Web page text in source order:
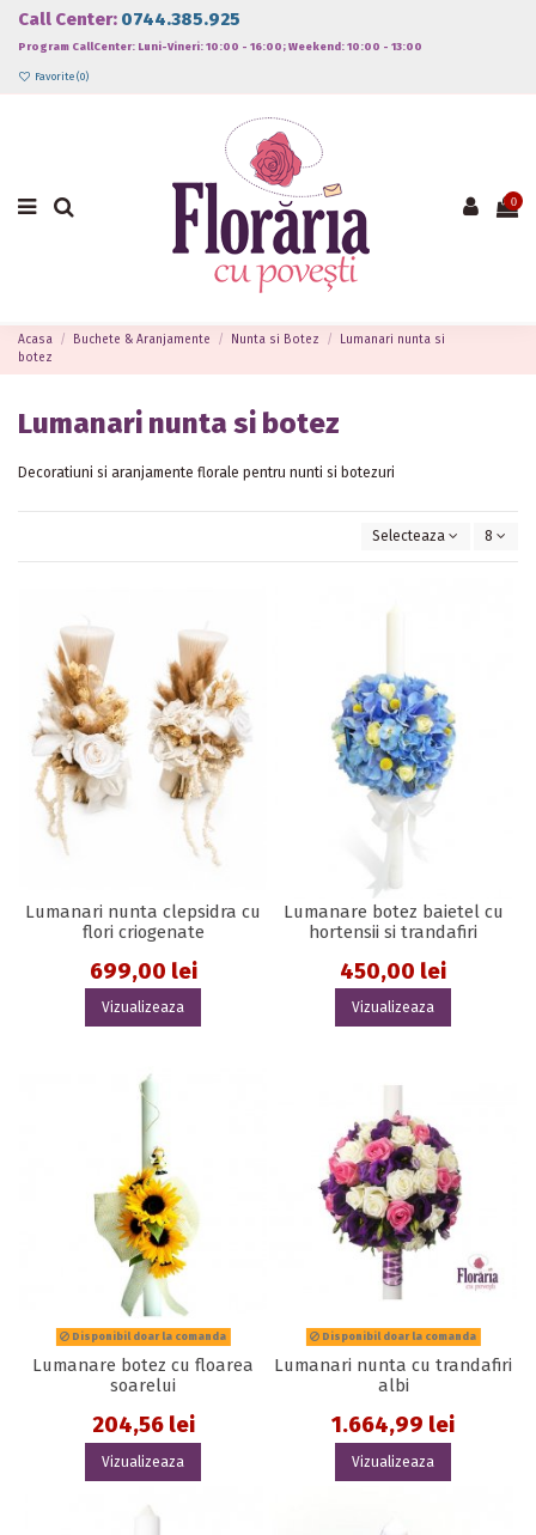
Call Center: 0744.385.925
Program CallCenter: Luni-Vineri: 10:00 - 16:00; Weekend: 10:00 - 13:00
Favorite (0)
0
Acasa Buchete & Aranjamente Nunta si Botez
Lumanari nunta si
botez
Lumanari nunta si botez
Decoratiuni si aranjamente florale pentru nunti si botezuri
Selecteaza 8
Lumanari nunta clepsidra cu
flori criogenate
699,00 lei
Vizualizeaza
Lumanare botez baietel cu
hortensii si trandafiri
450,00 lei
Vizualizeaza
Disponibil doar la comanda
Lumanare botez cu floarea
soarelui
204,56 lei
Vizualizeaza
Disponibil doar la comanda
Lumanari nunta cu trandafiri
albi
1.664,99 lei
Vizualizeaza